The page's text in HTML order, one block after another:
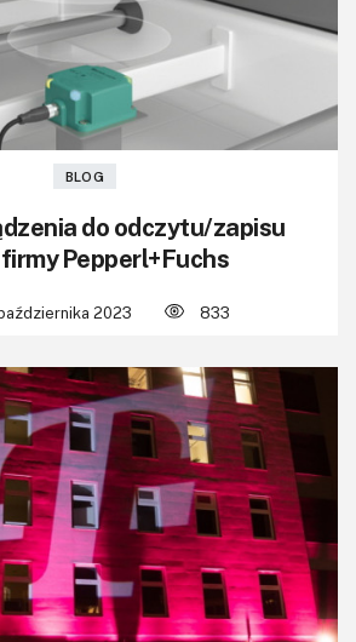
BLOG
do odczytu/zapisu
firmy Pepperl+Fuchs
2023 833